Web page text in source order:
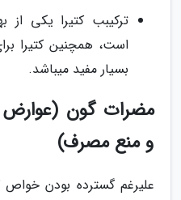
ترکیبب کتیرا یکی از
است، همچنین کتیرا
بسیار مفید میباشد.
مضرات گون (عوارض
و منع مصرف)
علیرغم گسترده بودن